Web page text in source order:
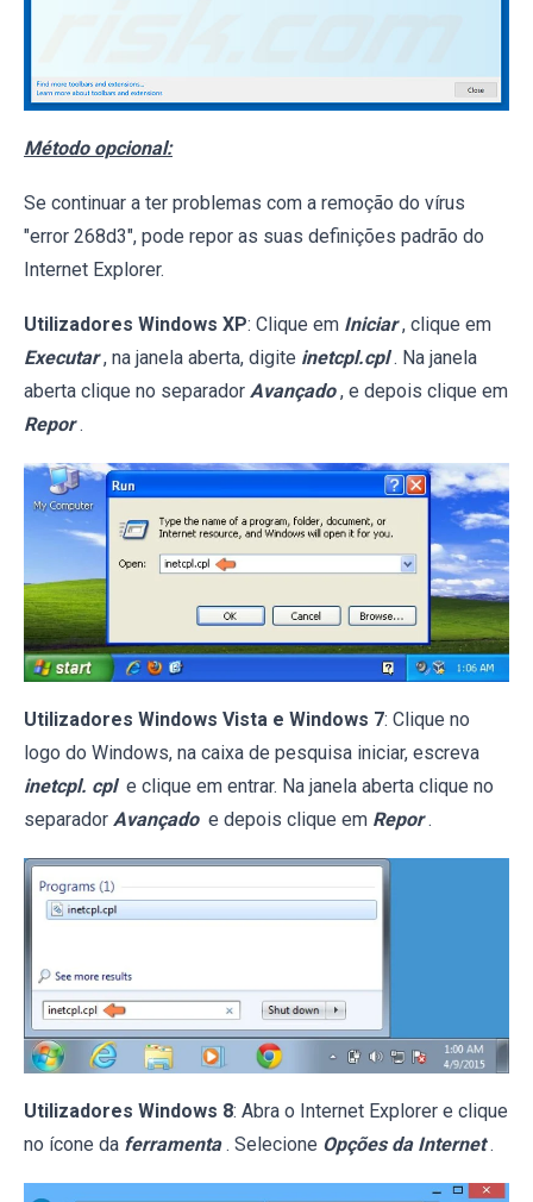
Método opcional:
Se continuar a ter problemas com a remoção do vírus
"error 268d3", pode repor as suas definições padrão do
Internet Explorer.
Utilizadores Windows XP: Clique em Iniciar , clique em
Executar , na janela aberta, digite inetcpl.cpl . Na janela
aberta clique no separador Avançado , e depois clique em
Repor .
Utilizadores Windows Vista e Windows 7: Clique no
logo do Windows, na caixa de pesquisa iniciar, escreva
inetcpl. cpl e clique em entrar. Na janela aberta clique no
separador Avançado e depois clique em Repor .
Utilizadores Windows 8: Abra o Internet Explorer e clique
no ícone da ferramenta . Selecione Opções da Internet .